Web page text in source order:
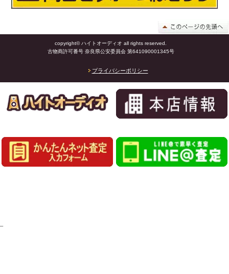
copyright© ハイトオーディオ all rights reserved.
古物商許可番号 奈良県公安委員会 第641090001345号
プライバシーポリシー